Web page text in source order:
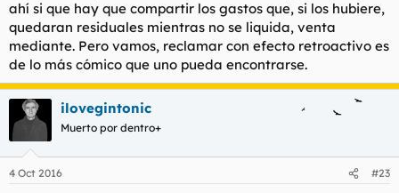
ahí si que hay que compartir los gastos que, si los hubiere,
quedaran residuales mientras no se liquida, venta
mediante. Pero vamos, reclamar con efecto retroactivo es
de lo más cómico que uno pueda encontrarse.
ilovegintonic
Muerto por dentro+
4 Oct 2016 #23